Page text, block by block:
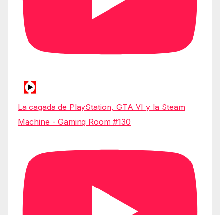
La cagada de PlayStation, GTA VI y la Steam
Machine - Gaming Room #130